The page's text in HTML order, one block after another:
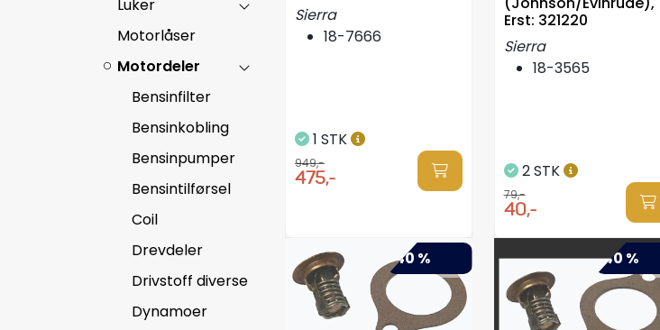
Luker
Motorlåser
Motordeler
Bensinfilter
Bensinkobling
Bensinpumper
Bensintilførsel
Coil
Drevdeler
Drivstoff diverse
Dynamoer
Sierra
18-7666
1 STK
949,-
475,-
Erst: 321220
Sierra
18-3565
2 STK
79,-
40,-
-40 % -40 %